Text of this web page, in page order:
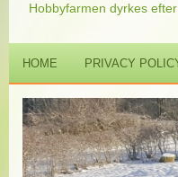
Hobbyfarmen dyrkes
HOME PRIVACY